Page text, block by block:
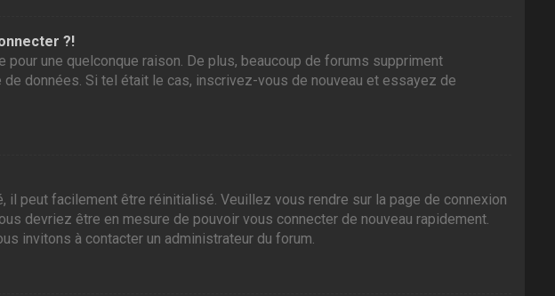
?!
une quelconque raison. De plus, beaucoup de forums suppriment
données. Si tel était le cas, inscrivez-vous de nouveau et essayez de
peut facilement être réinitialisé. Veuillez vous rendre sur la page de connexion
devriez être en mesure de pouvoir vous connecter de nouveau rapidement.
invitons à contacter un administrateur du forum.